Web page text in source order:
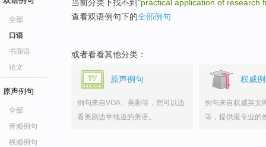
全部
口语
书面语
论文
原声例句
全部
音频例句
视频例句
当前分类下找不到"practical application of research
查看双语例句下的全部例句
或者看看其他分类：
原声例句
例句来自VOA、美剧等，您可以边
看美剧边学地道的美语。
权威
例句来自权威英文
等，提供最专业的